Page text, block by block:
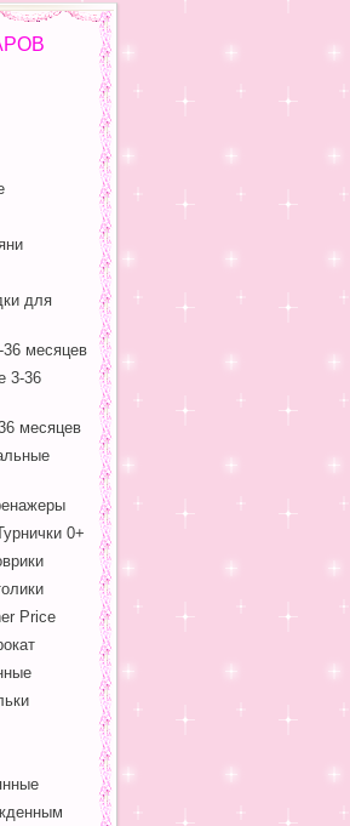
для
месяцев
3-36
месяцев
0+
Price